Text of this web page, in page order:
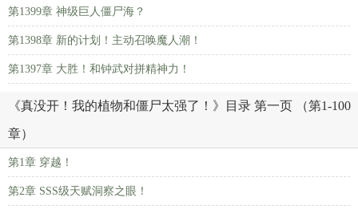
第1399章 神级巨人僵尸海？
第1398章 新的计划！主动召唤魔人潮！
第1397章 大胜！和钟武对拼精神力！
《真没开！我的植物和僵尸太强了！》目录 第一页 （第1-100
章）
第1章 穿越！
第2章 SSS级天赋洞察之眼！